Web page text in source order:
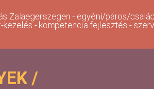
Zalaegerszegen - egyéni/páros/
- kompetencia fejlesztés -
/